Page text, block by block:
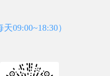
09:00~18:30）